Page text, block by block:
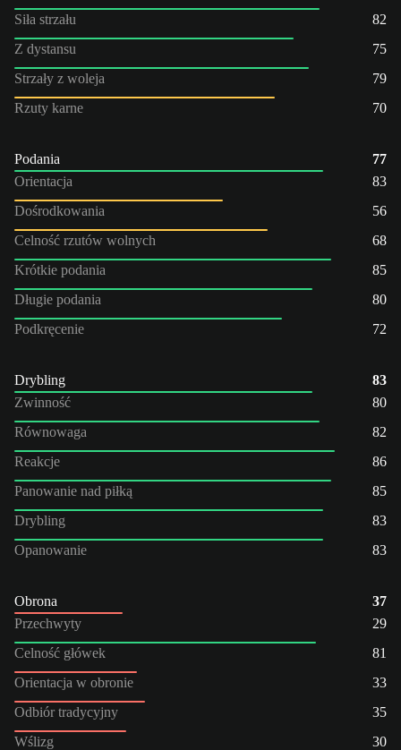
Siła strzału
82
Z dystansu
75
Strzały z woleja
79
Rzuty karne
70
Podania
77
Orientacja
83
Dośrodkowania
56
Celność rzutów wolnych
68
Krótkie podania
85
Długie podania
80
Podkręcenie
72
Drybling
83
Zwinność
80
Równowaga
82
Reakcje
86
Panowanie nad piłką
85
Drybling
83
Opanowanie
83
Obrona
37
Przechwyty
29
Celność główek
81
Orientacja w obronie
33
Odbiór tradycyjny
35
Wślizg
30